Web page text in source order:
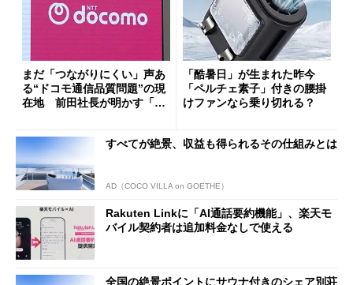
まだ「つながりにくい」声あ
る“ドコモ通信品質問題”の現
在地 前田社長が明かす「道
「酷暑日」が生まれた昨今
「ペルチェ素子」付きの腰掛
けファンなら乗り切れる？
すべてが絶景、収益も得られるその仕組みとは
AD（COCO VILLA on GOETHE）
Rakuten Linkに「AI通話要約機能」、楽天モ
バイル契約者は追加料金なしで使える
全国の絶景ポイントにサウナ付きのシェア別荘